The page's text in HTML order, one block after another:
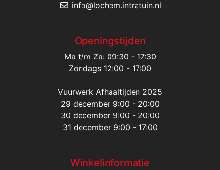
info@lochem.intratuin.nl
Openingstijden
Ma t/m Za: 09:30 - 17:30
Zondags 12:00 - 17:00
Vuurwerk Afhaaltijden 2025
29 december 9:00 - 20:00
30 december 9:00 - 20:00
31 december 9:00 - 17:00
Winkelinformatie